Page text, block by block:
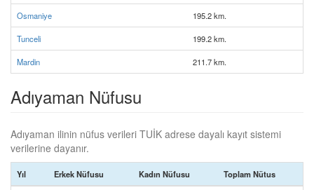
Osmaniye 195.2 km.
Tunceli 199.2 km.
Mardin 211.7 km.
Adıyaman Nüfusu
Adıyaman ilinin nüfus verileri TUİK adrese dayalı kayıt sistemi
verilerine dayanır.
Yıl Erkek Nüfusu Kadın Nüfusu Toplam Nütus